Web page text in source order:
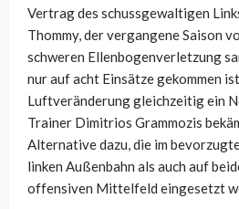
Vertrag des schussgewaltigen
Thommy, der vergangene Saison
schweren Ellenbogenverletzung
nur auf acht Einsätze gekommen
Luftveränderung gleichzeitig ein
Trainer Dimitrios Grammozis
Alternative dazu, die im
linken Außenbahn als auch auf
offensiven Mittelfeld eingesetzt